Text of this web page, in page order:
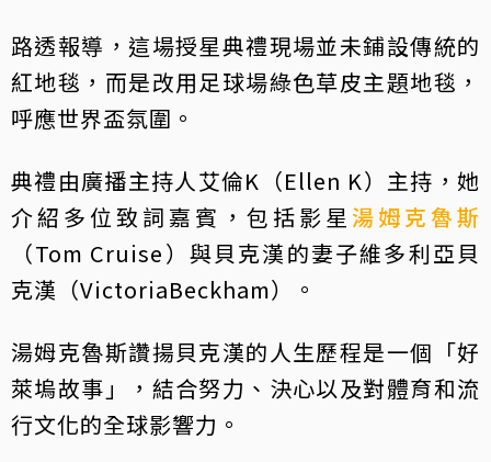
路透報導，這場授星典禮現場並未鋪設傳統的
紅地毯，而是改用足球場綠色草皮主題地毯，
呼應世界盃氛圍。
典禮由廣播主持人艾倫K（Ellen K）主持，她
介紹多位致詞嘉賓，包括影星 湯姆克魯斯
（Tom Cruise）與貝克漢的妻子維多利亞貝
克漢（VictoriaBeckham）。
湯姆克魯斯讚揚貝克漢的人生歷程是一個「好
萊塢故事」，結合努力、決心以及對體育和流
行文化的全球影響力。